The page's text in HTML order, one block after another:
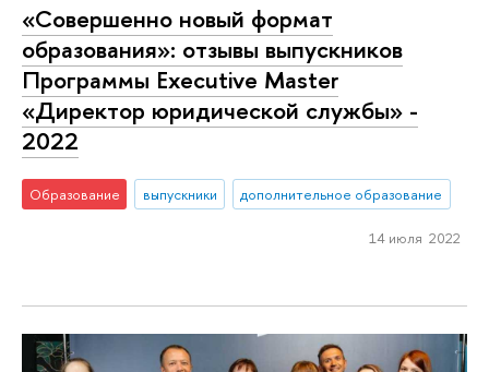
«Совершенно новый формат
образования»: отзывы выпускников
Программы Executive Master
«Директор юридической службы» -
2022
Образование выпускники дополнительное образование
14 июля 2022